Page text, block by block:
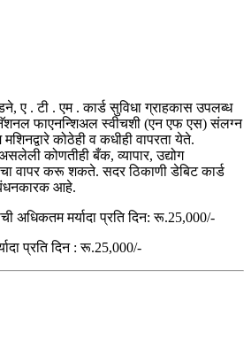
ए . टी . एम . कार्ड सुविधा ग्राहकास उपलब्ध
फाएनन्शिअल स्वीचशी (एन एफ एस) संलग्न
कोठेही व कधीही वापरता येते.
कोणतीही बँक, व्यापार, उद्योग
वापर करू शकते. सदर ठिकाणी डेबिट कार्ड
बंधनकारक आहे.
अधिकतम मर्यादा प्रति दिन: रू.25,000/-
प्रति दिन : रू.25,000/-